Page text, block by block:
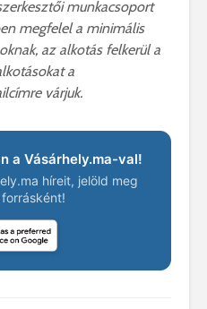
munkacsoport
megfelel a minimális
az alkotás felkerül a
a
várjuk.
a Vásárhely.ma-val!
híreit, jelöld meg